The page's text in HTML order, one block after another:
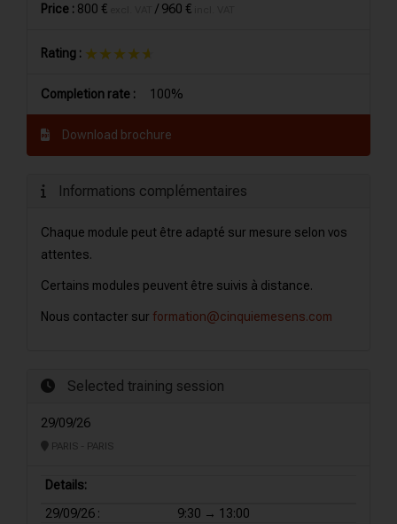
Price : 800 € /960 €
Rating : ★★★★★
★★★★★
Completion rate : 100%
Download brochure
Informations complémentaires
Chaque module peut être adapté sur mesure selon vos
attentes.
Certains modules peuvent être suivis à distance.
Nous contacter sur formation@cinquiemesens.com
Selected training session
29/09/26
PARIS - PARIS
Details:
29/09/26 :
9:30 → 13:00